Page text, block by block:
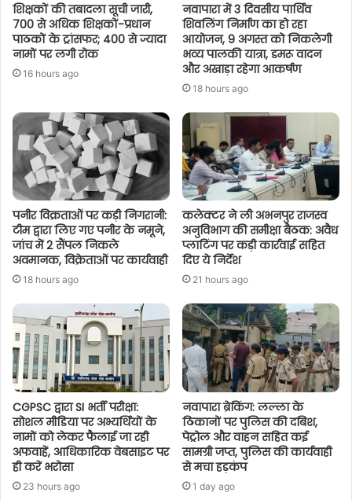
शिक्षकों की तबादला सूची जारी,
700 से अधिक शिक्षकों-प्रधान
पाठकों के ट्रांसफर; 400 से ज्यादा
नामों पर लगी रोक
16 hours ago
नवापारा में 3 दिवसीय पार्थिव
शिवलिंग निर्माण का हो रहा
आयोजन, 9 अगस्त को निकलेगी
भव्य पालकी यात्रा, डमरू वादन
और अखाड़ा रहेगा आकर्षण
18 hours ago
पनीर विक्रताओं पर कड़ी निगरानी:
टीम द्वारा लिए गए पनीर के नमूने,
जांच में 2 सैंपल निकले
अवमानक, विक्रेताओं पर कार्यवाही
18 hours ago
कलेक्टर ने ली अभनपुर राजस्व
अनुविभाग की समीक्षा बैठक: अवैध
प्लाटिंग पर कड़ी कार्रवाई सहित
दिए ये निर्देश
21 hours ago
CGPSC द्वारा SI भर्ती परीक्षा:
सोशल मीडिया पर अभ्यर्थियों के
नामों को लेकर फैलाई जा रही
अफवाहें, आधिकारिक वेबसाइट पर
ही करें भरोसा
23 hours ago
नवापारा ब्रेकिंग: लल्ला के
ठिकानों पर पुलिस की दबिश,
पेट्रोल और वाहन सहित कई
सामग्री जप्त, पुलिस की कार्यवाही
से मचा हड़कंप
1 day ago